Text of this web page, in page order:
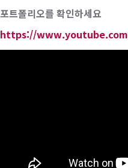
포트폴리오를 확인하세요
https://